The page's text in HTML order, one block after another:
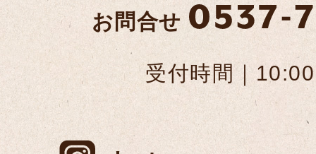
お問合せ
受付時間｜